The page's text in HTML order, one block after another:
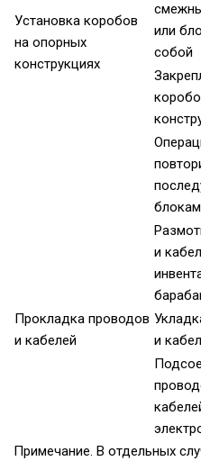
Установка коробов
на опорных
конструкциях
или
собой
Прокладка проводов
и кабелей
и
и
Примечание. В отдельных